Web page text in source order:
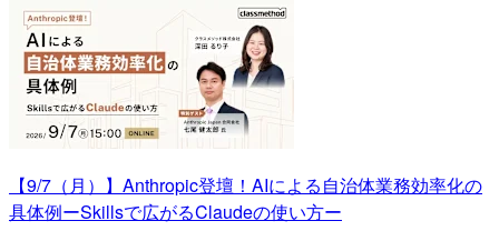
【9/7（月）】Anthropic登壇！AIによる自治体業務効率化の
具体例ーSkillsで広がるClaudeの使い方ー